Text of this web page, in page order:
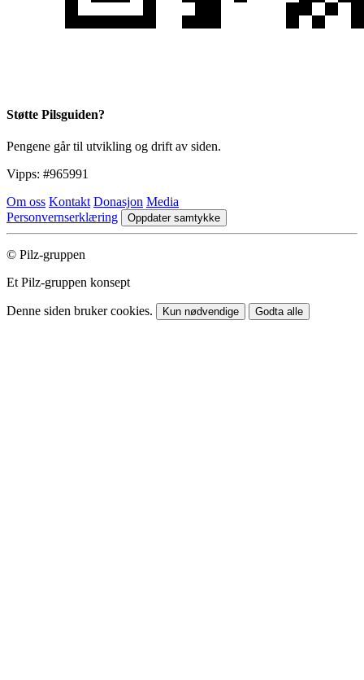
Støtte Pilsguiden?
Pengene går til utvikling og drift av siden.
Vipps: #965991
Om oss Kontakt Donasjon Media
Personvernserklæring
Oppdater samtykke
© Pilz-gruppen
Et Pilz-gruppen konsept
Denne siden bruker cookies. Kun nødvendige Godta alle